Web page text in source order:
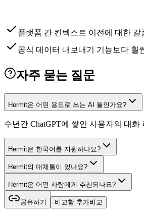
플랫폼 간 컨텍스트 이전에 대한
공식 데이터 내보내기 기능보다 훨
자주 묻는 질문
Hermit은 어떤 용도로 쓰는 AI 툴인가요?
수년간 ChatGPT에 쌓인 사용자의 대
Hermit은 한국어를 지원하나요?
Hermit의 대체툴이 있나요?
Hermit은 어떤 사람에게 추천되나요?
공유하기 비교함 추가비교